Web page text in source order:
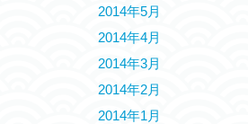
2014年5月
2014年4月
2014年3月
2014年2月
2014年1月